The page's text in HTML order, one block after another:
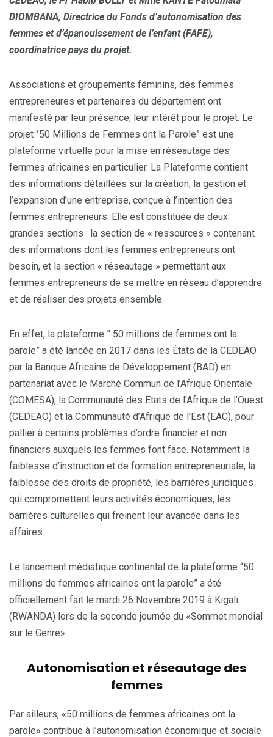
DIOMBANA, Directrice du Fonds d’autonomisation des
femmes et d’épanouissement de l’enfant (FAFE),
coordinatrice pays du projet.
Associations et groupements féminins, des femmes
entrepreneures et partenaires du département ont
manifesté par leur présence, leur intérêt pour le projet. Le
projet ‘’50 Millions de Femmes ont la Parole” est une
plateforme virtuelle pour la mise en réseautage des
femmes africaines en particulier. La Plateforme contient
des informations détaillées sur la création, la gestion et
l’expansion d’une entreprise, conçue à l’intention des
femmes entrepreneurs. Elle est constituée de deux
grandes sections : la section de « ressources » contenant
des informations dont les femmes entrepreneurs ont
besoin, et la section « réseautage » permettant aux
femmes entrepreneurs de se mettre en réseau d’apprendre
et de réaliser des projets ensemble.
En effet, la plateforme ” 50 millions de femmes ont la
parole” a été lancée en 2017 dans les États de la CEDEAO
par la Banque Africaine de Développement (BAD) en
partenariat avec le Marché Commun de l’Afrique Orientale
(COMESA), la Communauté des Etats de l’Afrique de l’Ouest
(CEDEAO) et la Communauté d’Afrique de l’Est (EAC), pour
pallier à certains problèmes d’ordre financier et non
financiers auxquels les femmes font face. Notamment la
faiblesse d’instruction et de formation entrepreneuriale, la
faiblesse des droits de propriété, les barrières juridiques
qui compromettent leurs activités économiques, les
barrières culturelles qui freinent leur avancée dans les
affaires.
Le lancement médiatique continental de la plateforme “50
millions de femmes africaines ont la parole” a été
officiellement fait le mardi 26 Novembre 2019 à Kigali
(RWANDA) lors de la seconde journée du «Sommet mondial
sur le Genre».
Autonomisation et réseautage des
femmes
Par ailleurs, «50 millions de femmes africaines ont la
parole» contribue à l’autonomisation économique et sociale